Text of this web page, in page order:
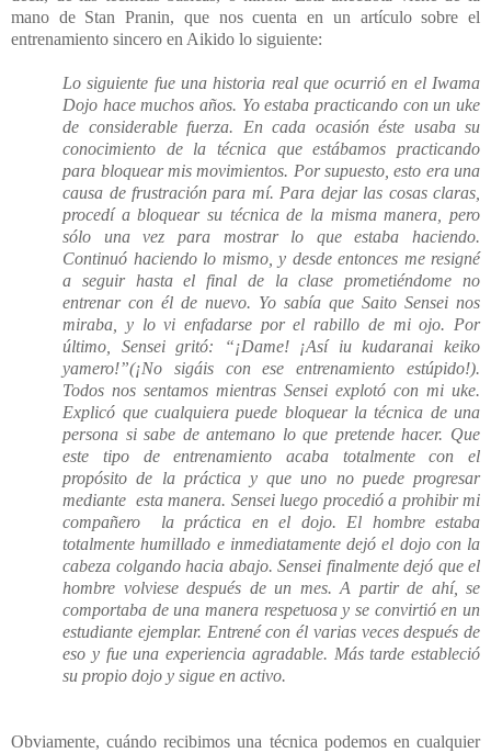
mano de Stan Pranin, que nos cuenta en un artículo sobre el
entrenamiento sincero en Aikido lo siguiente:
Lo siguiente fue una historia real que ocurrió en el Iwama
Dojo hace muchos años. Yo estaba practicando con un uke
de considerable fuerza. En cada ocasión éste usaba su
conocimiento de la técnica que estábamos practicando
para bloquear mis movimientos. Por supuesto, esto era una
causa de frustración para mí. Para dejar las cosas claras,
procedí a bloquear su técnica de la misma manera, pero
sólo una vez para mostrar lo que estaba haciendo.
Continuó haciendo lo mismo, y desde entonces me resigné
a seguir hasta el final de la clase prometiéndome no
entrenar con él de nuevo. Yo sabía que Saito Sensei nos
miraba, y lo vi enfadarse por el rabillo de mi ojo. Por
último, Sensei gritó: “¡Dame! ¡Así iu kudaranai keiko
yamero!”(¡No sigáis con ese entrenamiento estúpido!).
Todos nos sentamos mientras Sensei explotó con mi uke.
Explicó que cualquiera puede bloquear la técnica de una
persona si sabe de antemano lo que pretende hacer. Que
este tipo de entrenamiento acaba totalmente con el
propósito de la práctica y que uno no puede progresar
mediante esta manera. Sensei luego procedió a prohibir mi
compañero la práctica en el dojo. El hombre estaba
totalmente humillado e inmediatamente dejó el dojo con la
cabeza colgando hacia abajo. Sensei finalmente dejó que el
hombre volviese después de un mes. A partir de ahí, se
comportaba de una manera respetuosa y se convirtió en un
estudiante ejemplar. Entrené con él varias veces después de
eso y fue una experiencia agradable. Más tarde estableció
su propio dojo y sigue en activo.
Obviamente, cuándo recibimos una técnica podemos en cualquier